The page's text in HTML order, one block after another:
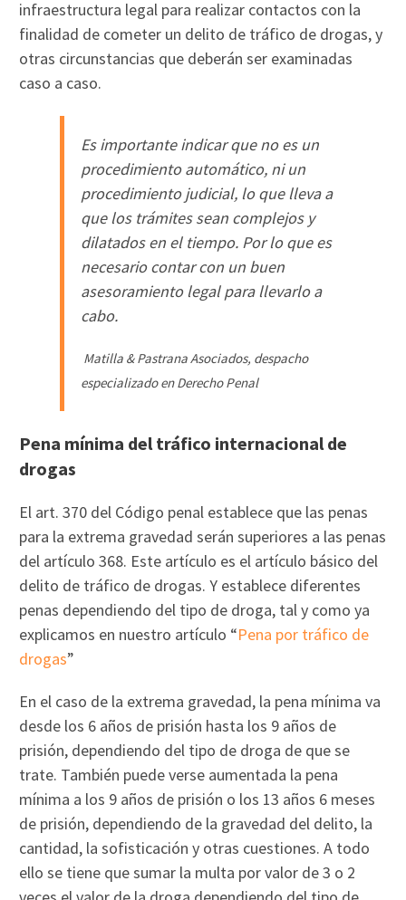
infraestructura legal para realizar contactos con la
finalidad de cometer un delito de tráfico de drogas, y
otras circunstancias que deberán ser examinadas
caso a caso.
Es importante indicar que no es un
procedimiento automático, ni un
procedimiento judicial, lo que lleva a
que los trámites sean complejos y
dilatados en el tiempo. Por lo que es
necesario contar con un buen
asesoramiento legal para llevarlo a
cabo.
Matilla & Pastrana Asociados, despacho
especializado en Derecho Penal
Pena mínima del tráfico internacional de
drogas
El art. 370 del Código penal establece que las penas
para la extrema gravedad serán superiores a las penas
del artículo 368. Este artículo es el artículo básico del
delito de tráfico de drogas. Y establece diferentes
penas dependiendo del tipo de droga, tal y como ya
explicamos en nuestro artículo “Pena por tráfico de
drogas”
En el caso de la extrema gravedad, la pena mínima va
desde los 6 años de prisión hasta los 9 años de
prisión, dependiendo del tipo de droga de que se
trate. También puede verse aumentada la pena
mínima a los 9 años de prisión o los 13 años 6 meses
de prisión, dependiendo de la gravedad del delito, la
cantidad, la sofisticación y otras cuestiones. A todo
ello se tiene que sumar la multa por valor de 3 o 2